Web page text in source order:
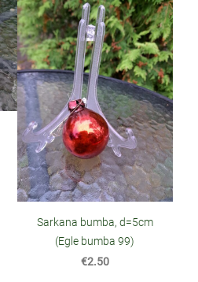
Sarkana bumba, d=5cm
(Egle bumba 99)
€2.50